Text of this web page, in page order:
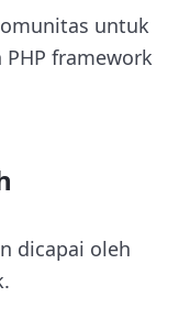
untuk
framework
dicapai oleh